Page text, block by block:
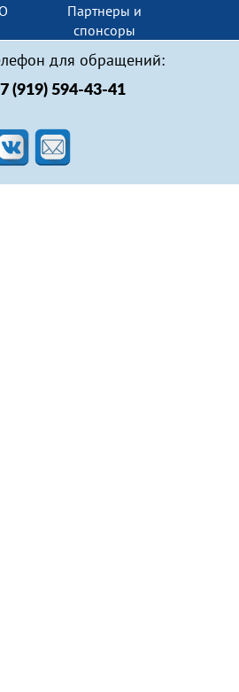
Партнеры и
спонсоры
для обращений:
(919) 594-43-41